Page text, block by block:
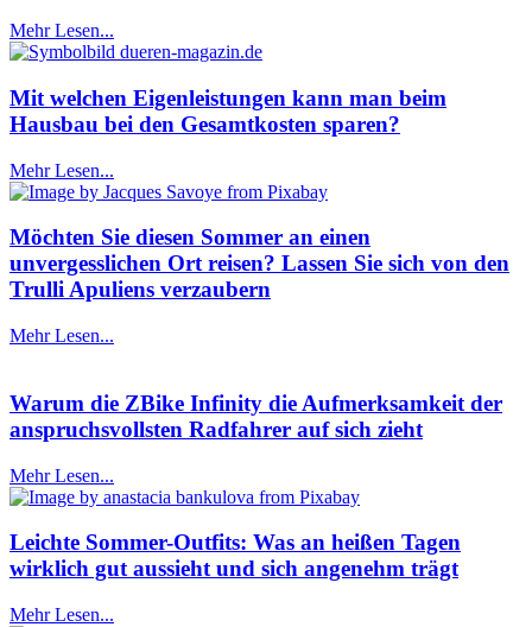
Mehr Lesen...
Mit welchen Eigenleistungen kann man beim
Hausbau bei den Gesamtkosten sparen?
Mehr Lesen...
Möchten Sie diesen Sommer an einen
unvergesslichen Ort reisen? Lassen Sie sich von den
Trulli Apuliens verzaubern
Mehr Lesen...
Warum die ZBike Infinity die Aufmerksamkeit der
anspruchsvollsten Radfahrer auf sich zieht
Mehr Lesen...
Leichte Sommer-Outfits: Was an heißen Tagen
wirklich gut aussieht und sich angenehm trägt
Mehr Lesen...